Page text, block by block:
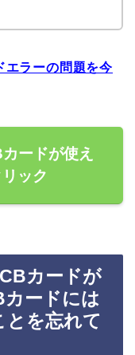
ラーの問題を今
ードが使え
ック
カードが
ードには
とを忘れて